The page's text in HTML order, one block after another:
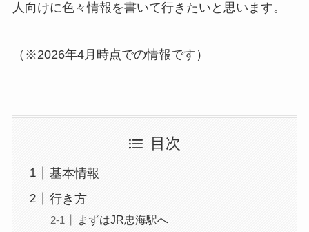
人向けに色々情報を書いて行きたいと思います。
（※2026年4月時点での情報です）
目次
基本情報
行き方
まずはJR忠海駅へ